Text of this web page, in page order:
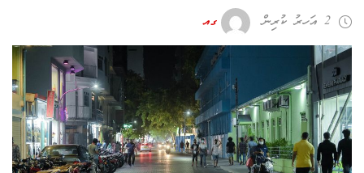
2 އަހރު ކުރިން ގއ